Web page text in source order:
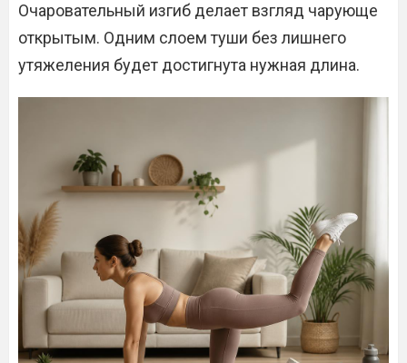
Очаровательный изгиб делает взгляд чарующе
открытым. Одним слоем туши без лишнего
утяжеления будет достигнута нужная длина.